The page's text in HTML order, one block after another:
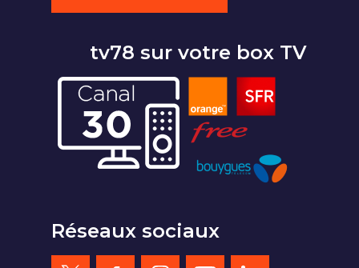
tv78 sur votre box TV
Réseaux sociaux